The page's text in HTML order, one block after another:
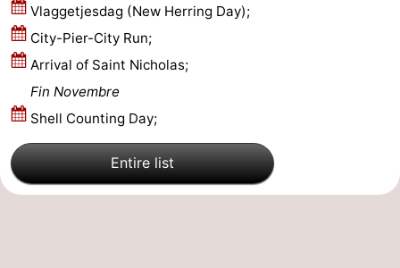
Vlaggetjesdag (New Herring Day);
City-Pier-City Run;
Arrival of Saint Nicholas;
Fin Novembre
Shell Counting Day;
Entire list